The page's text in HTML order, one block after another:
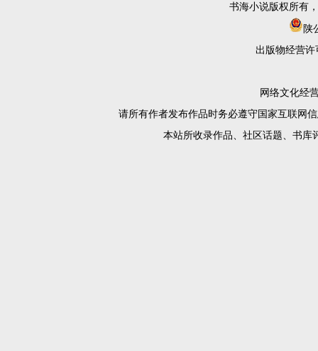
书海小说版权所有
陕
出版物经营许
网络文化经
请所有作者发布作品时务必遵守国家互联网
本站所收录作品、社区话题、书库